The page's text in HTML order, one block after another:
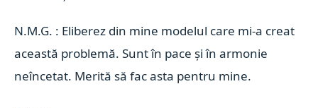
N.M.G. : Eliberez din mine modelul care mi-a creat
această problemă. Sunt în pace și în armonie
neîncetat. Merită să fac asta pentru mine.